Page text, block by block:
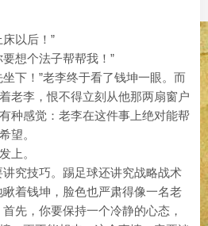
以后！”
想个法子帮帮我！”
下！”老李终于看了钱坤一眼。而
老李，恨不得立刻从他那两扇窗户
种感觉：老李在这件事上绝对能帮
望。
上。
究技巧。踢足球还讲究战略战术
着钱坤，脸色也严肃得像一名老
先，你要保持一个冷静的心态，